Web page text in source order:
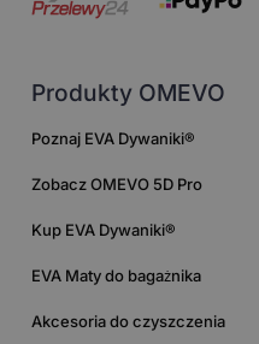
Produkty OMEVO
Poznaj EVA Dywaniki®
Zobacz OMEVO 5D Pro
Kup EVA Dywaniki®
EVA Maty do bagażnika
Akcesoria do czyszczenia